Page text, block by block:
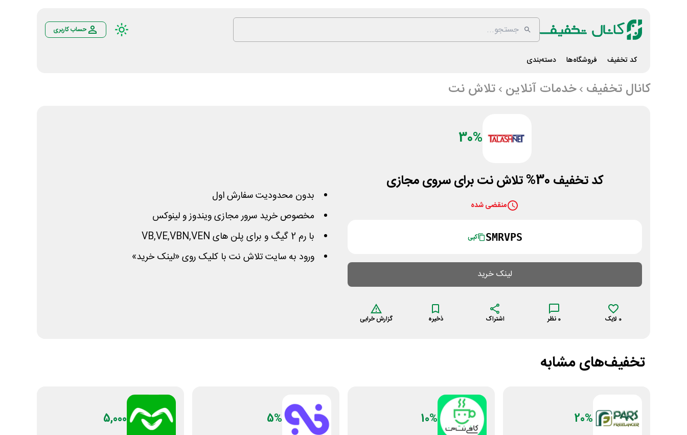
حساب کاربری
کد تخفیف فروشگاه‌ها دسته‌بندی
کانال تخفیف خدمات آنلاین تلاش نت
30%
کد تخفیف 30% تلاش نت برای سروی مجازی
منقضی شده
SMRVPS کپی
لینک خرید
0 لایک 0 نظر اشتراک ذخیره گزارش خرابی
بدون محدودیت سفارش اول
مخصوص خرید سرور مجازی ویندوز و لینوکس
با رم 2 گیگ و برای پلن های VB,VE,VBN,VEN
ورود به سایت تلاش نت با کلیک روی «لینک خرید»
تخفیف‌های مشابه
20%
10%
5%
5,000